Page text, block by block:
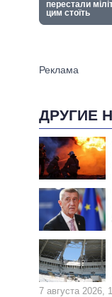
ДРУГИЕ
7 августа 2026,